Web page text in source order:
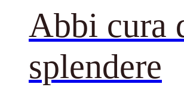
Abbi cura
splendere